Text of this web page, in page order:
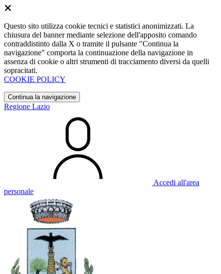
Questo sito utilizza cookie tecnici e statistici anonimizzati. La
chiusura del banner mediante selezione dell'apposito comando
contraddistinto dalla X o tramite il pulsante "Continua la
navigazione" comporta la continuazione della navigazione in
assenza di cookie o altri strumenti di tracciamento diversi da quelli
sopracitati.
COOKIE POLICY
Continua la navigazione
Regione Lazio
Accedi all'area
personale